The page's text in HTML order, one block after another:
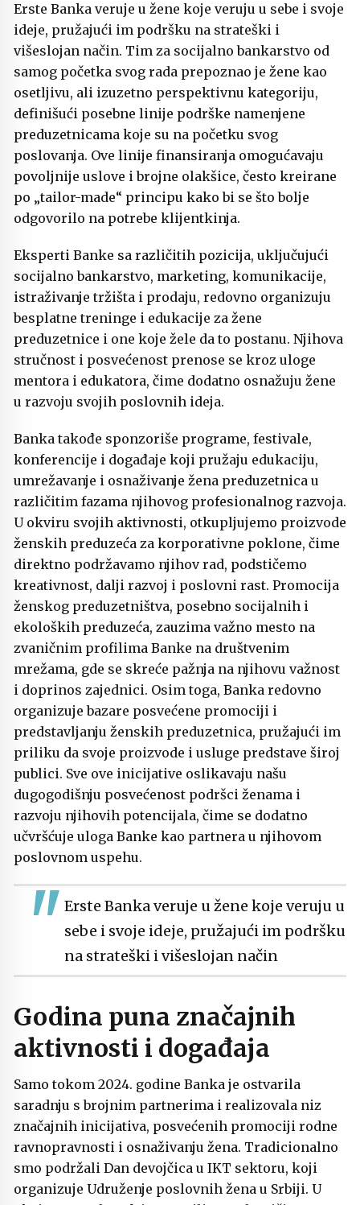
Erste Banka veruje u žene koje veruju u sebe i svoje
ideje, pružajući im podršku na strateški i
višeslojan način. Tim za socijalno bankarstvo od
samog početka svog rada prepoznao je žene kao
osetljivu, ali izuzetno perspektivnu kategoriju,
definišući posebne linije podrške namenjene
preduzetnicama koje su na početku svog
poslovanja. Ove linije finansiranja omogućavaju
povoljnije uslove i brojne olakšice, često kreirane
po „tailor-made“ principu kako bi se što bolje
odgovorilo na potrebe klijentkinja.
Eksperti Banke sa različitih pozicija, uključujući
socijalno bankarstvo, marketing, komunikacije,
istraživanje tržišta i prodaju, redovno organizuju
besplatne treninge i edukacije za žene
preduzetnice i one koje žele da to postanu. Njihova
stručnost i posvećenost prenose se kroz uloge
mentora i edukatora, čime dodatno osnažuju žene
u razvoju svojih poslovnih ideja.
Banka takođe sponzoriše programe, festivale,
konferencije i događaje koji pružaju edukaciju,
umrežavanje i osnaživanje žena preduzetnica u
različitim fazama njihovog profesionalnog razvoja.
U okviru svojih aktivnosti, otkupljujemo proizvode
ženskih preduzeća za korporativne poklone, čime
direktno podržavamo njihov rad, podstičemo
kreativnost, dalji razvoj i poslovni rast. Promocija
ženskog preduzetništva, posebno socijalnih i
ekoloških preduzeća, zauzima važno mesto na
zvaničnim profilima Banke na društvenim
mrežama, gde se skreće pažnja na njihovu važnost
i doprinos zajednici. Osim toga, Banka redovno
organizuje bazare posvećene promociji i
predstavljanju ženskih preduzetnica, pružajući im
priliku da svoje proizvode i usluge predstave široj
publici. Sve ove inicijative oslikavaju našu
dugogodišnju posvećenost podršci ženama i
razvoju njihovih potencijala, čime se dodatno
učvršćuje uloga Banke kao partnera u njihovom
poslovnom uspehu.
Erste Banka veruje u žene koje veruju u
sebe i svoje ideje, pružajući im podršku
na strateški i višeslojan način
Godina puna značajnih
aktivnosti i događaja
Samo tokom 2024. godine Banka je ostvarila
saradnju s brojnim partnerima i realizovala niz
značajnih inicijativa, posvećenih promociji rodne
ravnopravnosti i osnaživanju žena. Tradicionalno
smo podržali Dan devojčica u IKT sektoru, koji
organizuje Udruženje poslovnih žena u Srbiji. U